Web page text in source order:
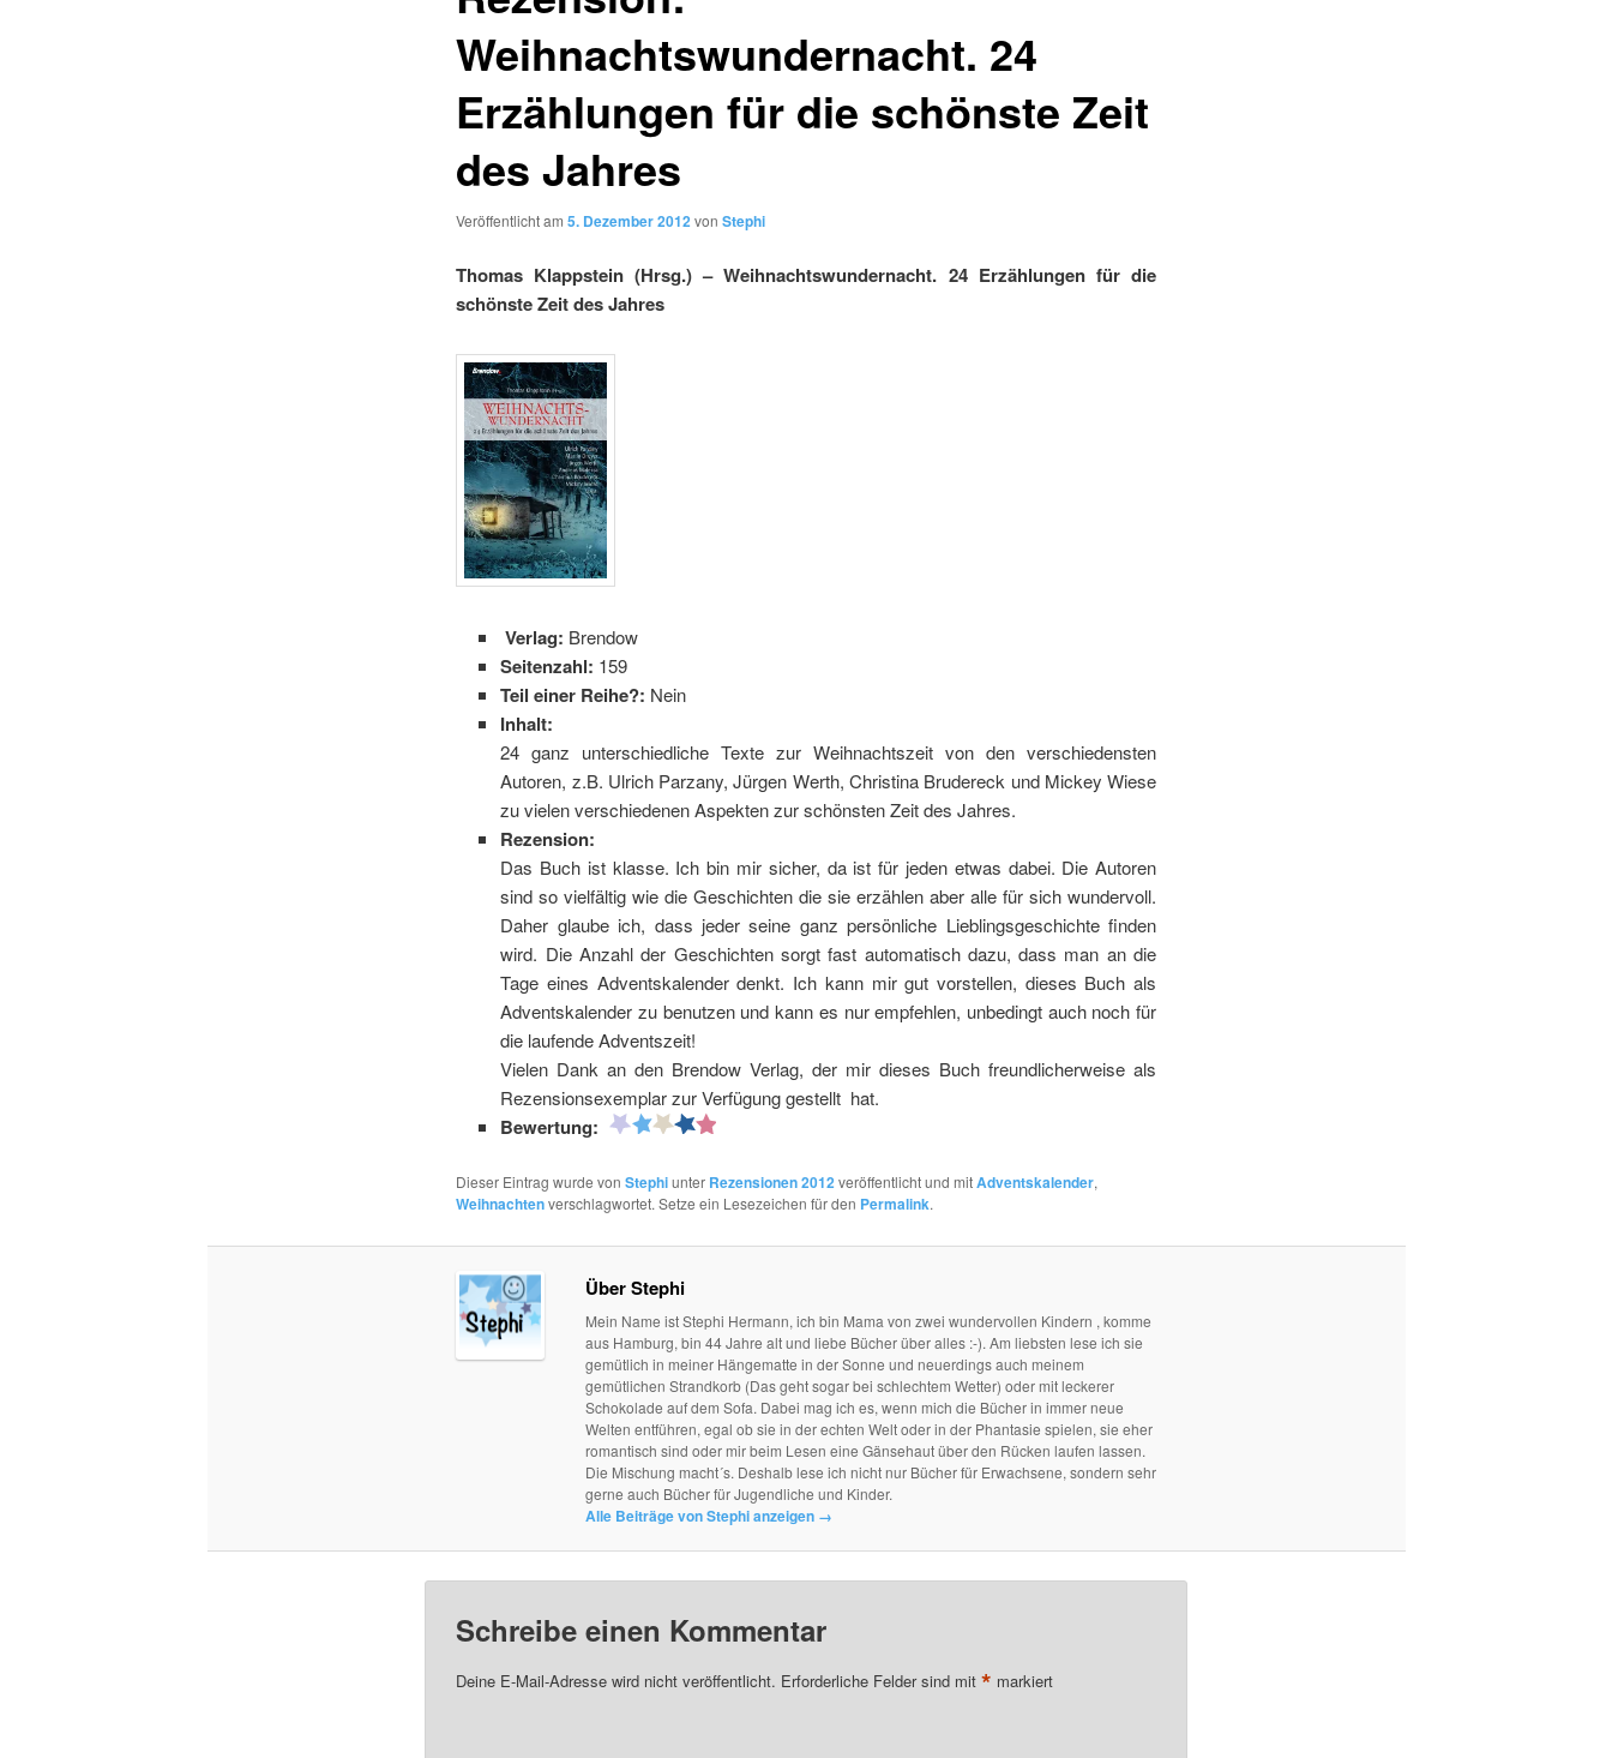
Weihnachtswundernacht. 24
Erzählungen für die schönste Zeit
des Jahres
Veröffentlicht am 5. Dezember 2012von Stephi
Thomas Klappstein (Hrsg.) – Weihnachtswundernacht. 24 Erzählungen für die
schönste Zeit des Jahres
Verlag: Brendow
Seitenzahl: 159
Teil einer Reihe?: Nein
Inhalt:
24 ganz unterschiedliche Texte zur Weihnachtszeit von den verschiedensten
Autoren, z.B. Ulrich Parzany, Jürgen Werth, Christina Brudereck und Mickey Wiese
zu vielen verschiedenen Aspekten zur schönsten Zeit des Jahres.
Rezension:
Das Buch ist klasse. Ich bin mir sicher, da ist für jeden etwas dabei. Die Autoren
sind so vielfältig wie die Geschichten die sie erzählen aber alle für sich wundervoll.
Daher glaube ich, dass jeder seine ganz persönliche Lieblingsgeschichte finden
wird. Die Anzahl der Geschichten sorgt fast automatisch dazu, dass man an die
Tage eines Adventskalender denkt. Ich kann mir gut vorstellen, dieses Buch als
Adventskalender zu benutzen und kann es nur empfehlen, unbedingt auch noch für
die laufende Adventszeit!
Vielen Dank an den Brendow Verlag, der mir dieses Buch freundlicherweise als
Rezensionsexemplar zur Verfügung gestellt hat.
Bewertung:
Dieser Eintrag wurde von Stephiunter Rezensionen 2012 veröffentlicht und mitAdventskalender,
Weihnachtenverschlagwortet. Setze ein Lesezeichen für den Permalink.
Über Stephi
Mein Name ist Stephi Hermann, ich bin Mama von zwei wundervollen Kindern , komme
aus Hamburg, bin 44 Jahre alt und liebe Bücher über alles :-). Am liebsten lese ich sie
gemütlich in meiner Hängematte in der Sonne und neuerdings auch meinem
gemütlichen Strandkorb (Das geht sogar bei schlechtem Wetter) oder mit leckerer
Schokolade auf dem Sofa. Dabei mag ich es, wenn mich die Bücher in immer neue
Welten entführen, egal ob sie in der echten Welt oder in der Phantasie spielen, sie eher
romantisch sind oder mir beim Lesen eine Gänsehaut über den Rücken laufen lassen.
Die Mischung macht´s. Deshalb lese ich nicht nur Bücher für Erwachsene, sondern sehr
gerne auch Bücher für Jugendliche und Kinder.
Alle Beiträge von Stephi anzeigen →
Schreibe einen Kommentar
Deine E-Mail-Adresse wird nicht veröffentlicht. Erforderliche Felder sind mit * markiert